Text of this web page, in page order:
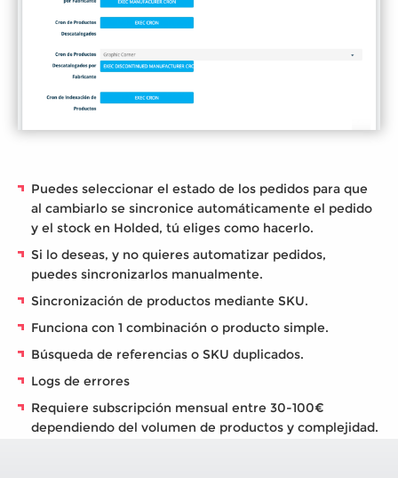
Puedes seleccionar el estado de los pedidos para que
al cambiarlo se sincronice automáticamente el pedido
y el stock en Holded, tú eliges como hacerlo.
Si lo deseas, y no quieres automatizar pedidos,
puedes sincronizarlos manualmente.
Sincronización de productos mediante SKU.
Funciona con 1 combinación o producto simple.
Búsqueda de referencias o SKU duplicados.
Logs de errores
Requiere subscripción mensual entre 30-100€
dependiendo del volumen de productos y complejidad.